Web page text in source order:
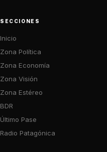
SECCIONES
Inicio
Zona Política
Zona Economía
Zona Visión
Zona Estéreo
BDR
Último Pase
Radio Patagónica